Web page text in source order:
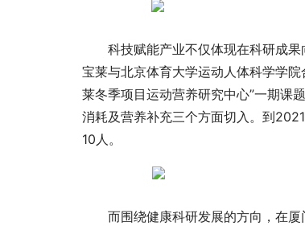
科技赋能产业不仅体现在科研成
宝莱与北京体育大学运动人体科学学
莱冬季项目运动营养研究中心”一期课
消耗及营养补充三个方面切入。到
10人。
而围绕健康科研发展的方向，在